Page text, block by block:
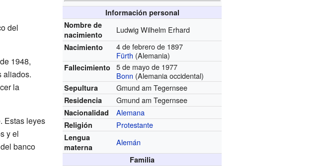
Información personal
Nombre de
nacimiento
Ludwig Wilhelm Erhard
Nacimiento
4 de febrero de 1897
Fürth (Alemania)
Fallecimiento
5 de mayo de 1977
Bonn (Alemania occidental)
Sepultura Gmund am Tegernsee
Residencia Gmund am Tegernsee
Nacionalidad Alemana
Religión Protestante
Lengua
materna
Alemán
Familia
del
1948,
aliados.
la
Estas leyes
y el
banco